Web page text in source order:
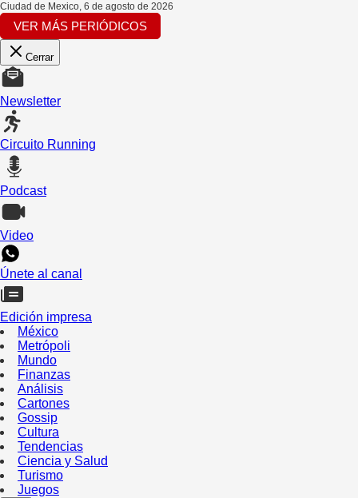
Ciudad de Mexico, 6 de agosto de 2026
VER MÁS PERIÓDICOS
Cerrar
Newsletter
Circuito Running
Podcast
Video
Únete al canal
Edición impresa
México
Metrópoli
Mundo
Finanzas
Análisis
Cartones
Gossip
Cultura
Tendencias
Ciencia y Salud
Turismo
Juegos